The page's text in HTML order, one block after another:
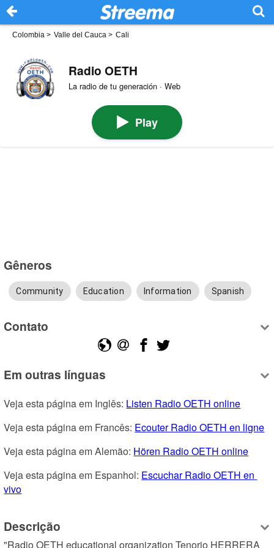
Colombia > Valle del Cauca > Cali
Radio OETH
La radio de tu generación · Web
Play
Gêneros
Community Education Information Spanish
Contato
Em outras línguas
Veja esta página em Inglês: Listen Radio OETH online
Veja esta página em Francês: Ecouter Radio OETH en ligne
Veja esta página em Alemão: Hören Radio OETH online
Veja esta página em Espanhol: Escuchar Radio OETH en
vivo
Descrição
"Radio OETH educational organization Tenorio HERRERA